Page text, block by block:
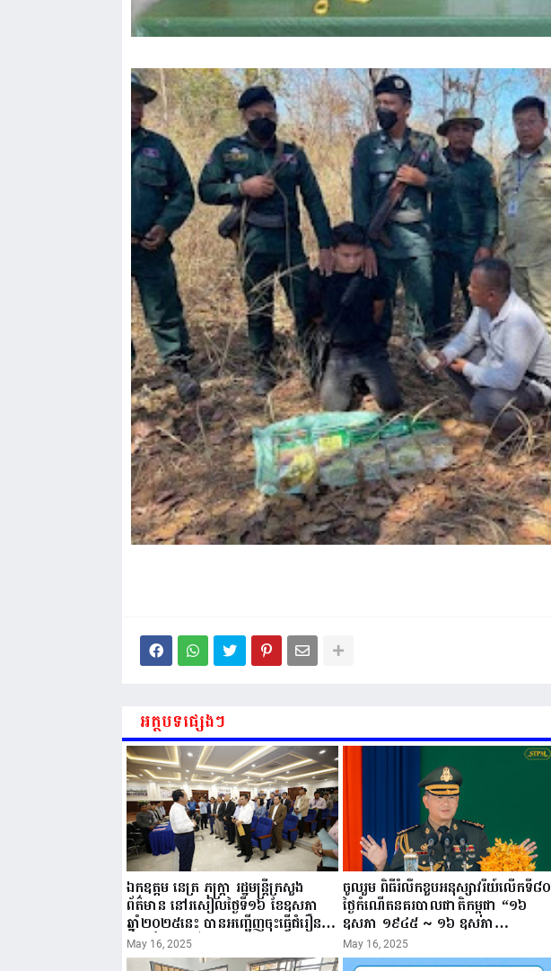
អត្ថបទផ្សេងៗ
ឯកឧត្តម នេត្រ ភក្ត្រា រដ្ឋមន្ត្រីក្រសួង
ព័ត៌មាន នៅរសៀលថ្ងៃទី១៦ ខែឧសភា
ឆ្នាំ២០២៥នេះ បានអញ្ជើញចុះធ្វើជំរឿន
ថ្នាក់ដឹកនាំមន្ត្រីរាជការស៉ីវិល នៃក្រសួង
ព័ត៌មាន...
May 16, 2025
ចូលរួម ពិធីរំលឹកខួបអនុស្សាវរីយ៍លើកទី៨០
ថ្ងៃកំណើតនគរបាលជាតិកម្ពុជា “១៦
ឧសភា ១៩៤៥ ~ ១៦ ឧសភា
២០២៥”...
May 16, 2025